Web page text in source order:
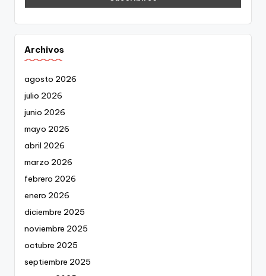
Archivos
agosto 2026
julio 2026
junio 2026
mayo 2026
abril 2026
marzo 2026
febrero 2026
enero 2026
diciembre 2025
noviembre 2025
octubre 2025
septiembre 2025